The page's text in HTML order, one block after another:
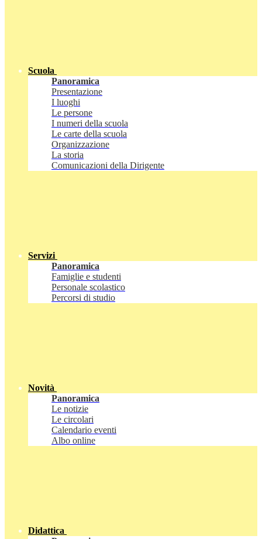
Scuola
Panoramica
Presentazione
I luoghi
Le persone
I numeri della scuola
Le carte della scuola
Organizzazione
La storia
Comunicazioni della Dirigente
Servizi
Panoramica
Famiglie e studenti
Personale scolastico
Percorsi di studio
Novità
Panoramica
Le notizie
Le circolari
Calendario eventi
Albo online
Didattica